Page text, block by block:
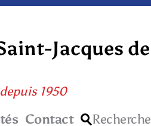
Jacques de
1950
Contact Recherche